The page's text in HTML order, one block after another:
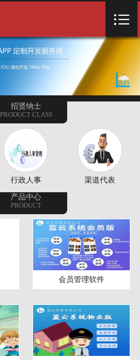
关于我们
产品项目
客户案例
常用下载
招贤纳士
联系我们

招贤纳士
PRODUCT CLASS
行政人事 渠道代表
产品中心
PRODUCT
会员管理软件